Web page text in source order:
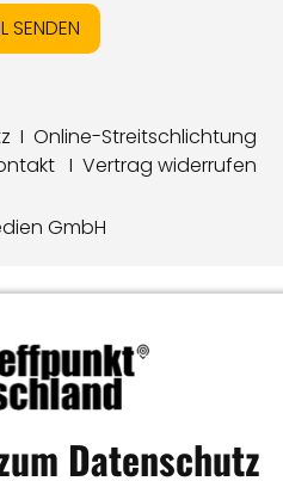
SENDEN
I Online-Streitschlichtung
I Vertrag widerrufen
GmbH
Datenschutz